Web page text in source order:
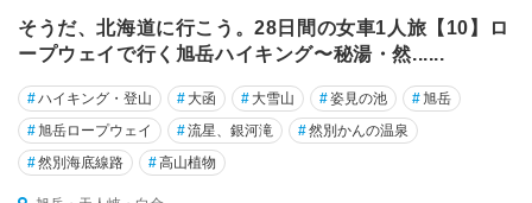
知
安
・
二
そうだ、北海道に行こう。28日間の女車1人旅【10】ロ
ープウェイで行く旭岳ハイキング〜秘湯・然......
#ハイキング・登山 # 大函 # 大雪山 #姿見の池 #旭岳
#旭岳ロープウェイ #流星、銀河滝 #然別かんの温泉
#然別海底線路 #高山植物